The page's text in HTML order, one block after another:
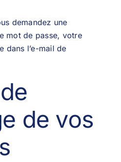
demandez une
mot de passe, votre
dans l’e-mail de
de vos